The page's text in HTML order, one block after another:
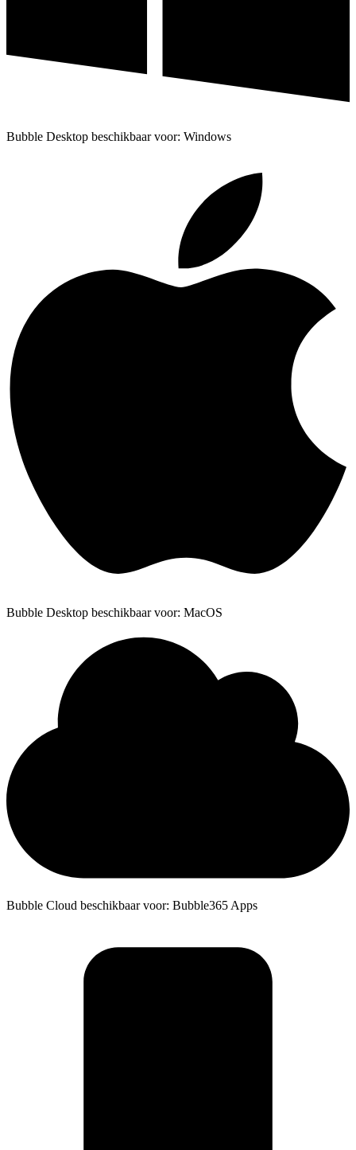
Bubble Desktop beschikbaar voor: Windows
Bubble Desktop beschikbaar voor: MacOS
Bubble Cloud beschikbaar voor: Bubble365 Apps